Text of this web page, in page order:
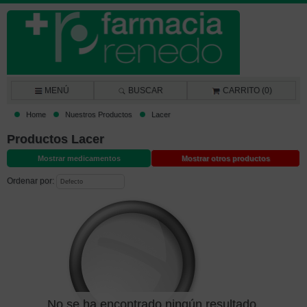
MENÚ BUSCAR CARRITO (0)
Home Nuestros Productos Lacer
Productos Lacer
Mostrar medicamentos Mostrar otros productos
Ordenar por: